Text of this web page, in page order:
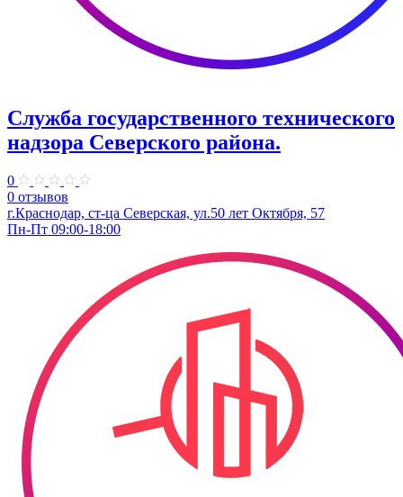
Служба государственного технического
надзора Северского района.
0
0 отзывов
г.Краснодар, ст-ца Северская, ул.50 лет Октября, 57
Пн-Пт 09:00-18:00